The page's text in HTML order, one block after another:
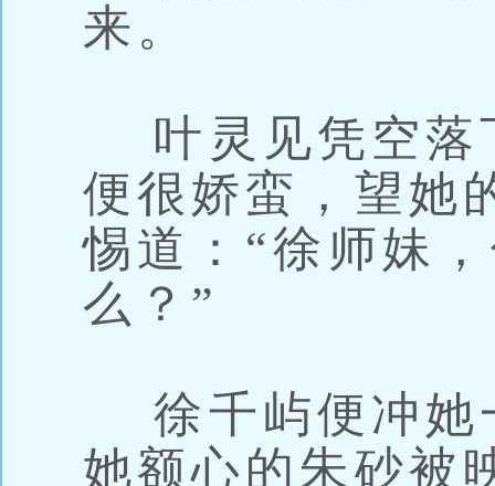
来。
叶灵见凭空落
便很娇蛮，望她
惕道：“徐师妹
么？”
徐千屿便冲她
她额心的朱砂被